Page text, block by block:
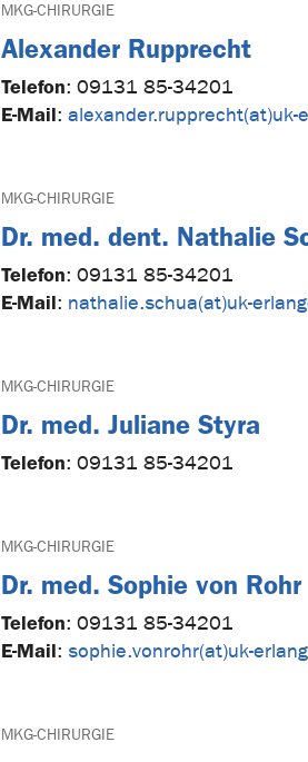
MKG-CHIRURGIE
Alexander Rupprecht
Telefon: 09131 85-34201
E-Mail: alexander.rupprecht(at)uk-
MKG-CHIRURGIE
Dr. med. dent. Nathalie
Telefon: 09131 85-34201
E-Mail: nathalie.schua(at)uk-
MKG-CHIRURGIE
Dr. med. Juliane Styra
Telefon: 09131 85-34201
MKG-CHIRURGIE
Dr. med. Sophie von Rohr
Telefon: 09131 85-34201
E-Mail: sophie.vonrohr(at)uk-
MKG-CHIRURGIE